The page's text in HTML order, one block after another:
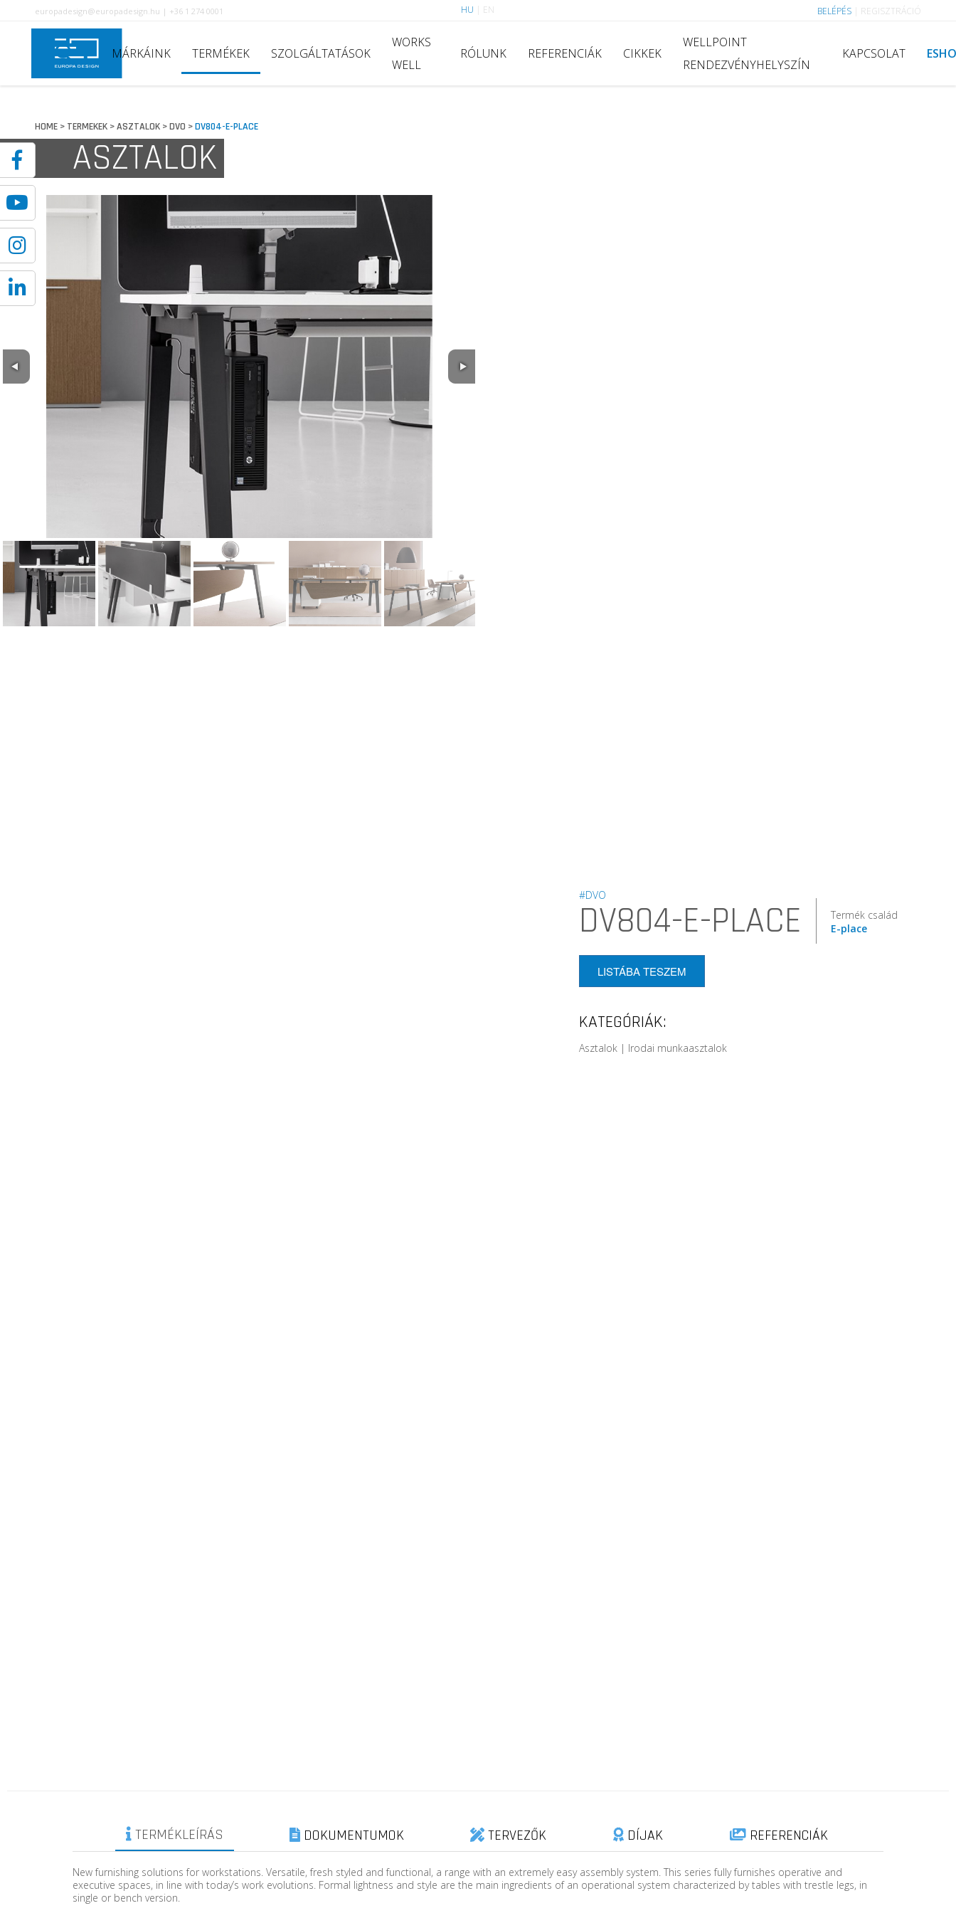
europadesign@europadesign.hu | +36 1 274 0001 HU EN BELÉPÉS REGISZTRÁCIÓ
MÁRKÁINK TERMÉKEK SZOLGÁLTATÁSOK
WORKS
WELL
RÓLUNK REFERENCIÁK CIKKEK
WELLPOINT
RENDEZVÉNYHELYSZÍN
KAPCSOLAT
HOME> TERMEKEK>ASZTALOK>DVO >DV804-E-PLACE
ASZTALOK
#DVO
DV804-E-PLACE
Termék család
E-place
LISTÁBA TESZEM
KATEGÓRIÁK:
Asztalok | Irodai munkaasztalok
TERMÉKLEÍRÁS DOKUMENTUMOK TERVEZŐK DÍJAK REFERENCIÁK
New furnishing solutions for workstations. Versatile, fresh styled and functional, a range with an extremely easy assembly system. This series fully furnishes operative and
executive spaces, in line with today’s work evolutions. Formal lightness and style are the main ingredients of an operational system characterized by tables with trestle legs, in
single or bench version.